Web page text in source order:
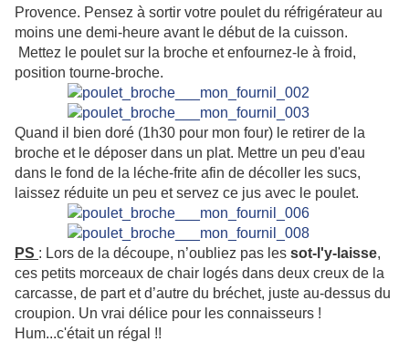
Provence. Pensez à sortir votre poulet du réfrigérateur au
moins une demi-heure avant le début de la cuisson.
Mettez le poulet sur la broche et enfournez-le à froid,
position tourne-broche.
Quand il bien doré (1h30 pour mon four) le retirer de la
broche et le déposer dans un plat. Mettre un peu d'eau
dans le fond de la léche-frite afin de décoller les sucs,
laissez réduite un peu et servez ce jus avec le poulet.
PS : Lors de la découpe, n’oubliez pas les sot-l'y-laisse,
ces petits morceaux de chair logés dans deux creux de la
carcasse, de part et d’autre du bréchet, juste au-dessus du
croupion. Un vrai délice pour les connaisseurs !
Hum...c'était un régal !!